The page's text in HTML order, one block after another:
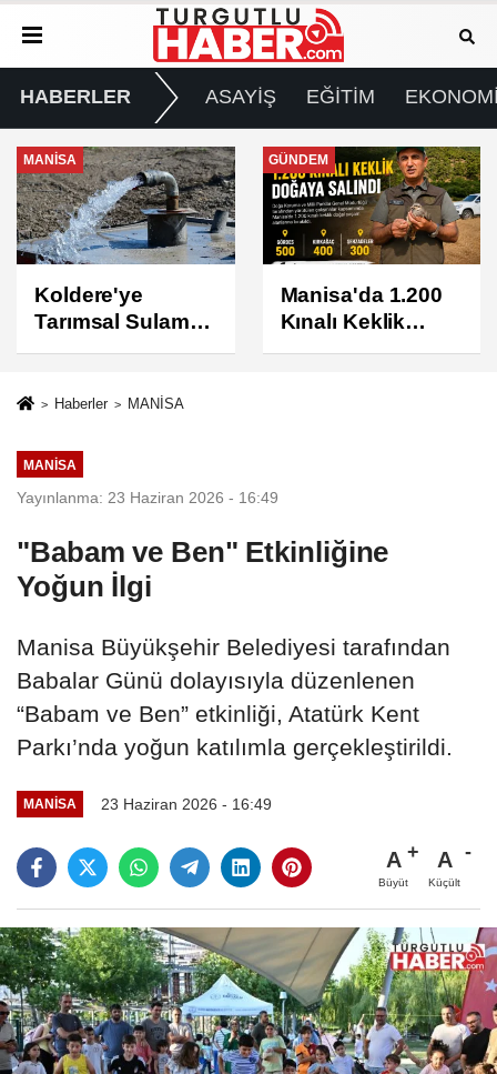
HABERLER ASAYİŞ EĞİTİM
GÜNDEM
Manisa'da 1.200
Kınalı Keklik
Doğaya Salındı
GÜNDEM
Turgutlu'da 8
Ağustos
Cumartesi Günü
Haberler MANİSA
MANİSA
Yayınlanma: 23 Haziran 2026 - 16:49
"Babam ve Ben" Etkinliğine
Yoğun İlgi
Manisa Büyükşehir Belediyesi tarafından
Babalar Günü dolayısıyla düzenlenen
“Babam ve Ben” etkinliği, Atatürk Kent
Parkı’nda yoğun katılımla gerçekleştirildi.
MANİSA 23 Haziran 2026 - 16:49
A
Büyüt
A
Küçült